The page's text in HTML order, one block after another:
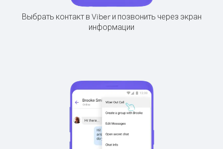
Выбрать контакт в Viber и позвонить через экран
информации